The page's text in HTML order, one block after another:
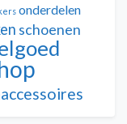
onderdelen
schoenen